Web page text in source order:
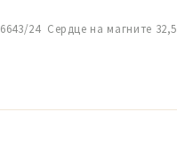
6643/24 Сердце на магните